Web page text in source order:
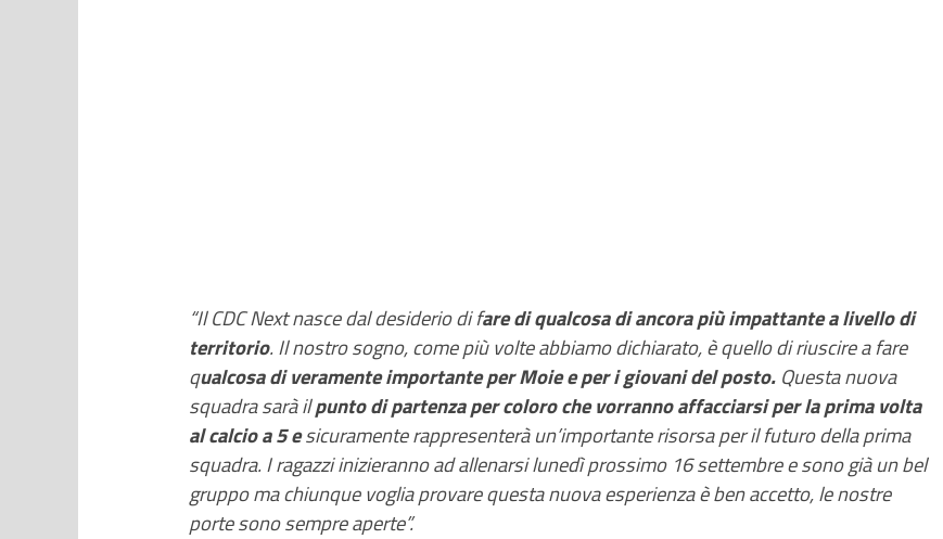
“Il CDC Next nasce dal desiderio di fare di qualcosa di ancora più impattante a livello di
territorio. Il nostro sogno, come più volte abbiamo dichiarato, è quello di riuscire a fare
qualcosa di veramente importante per Moie e per i giovani del posto. Questa nuova
squadra sarà ilpunto di partenza per coloro che vorranno affacciarsi per la prima volta
al calcio a 5 esicuramente rappresenterà un’importante risorsa per il futuro della prima
squadra. I ragazzi inizieranno ad allenarsi lunedì prossimo 16 settembre e sono già un bel
gruppo ma chiunque voglia provare questa nuova esperienza è ben accetto, le nostre
porte sono sempre aperte”.